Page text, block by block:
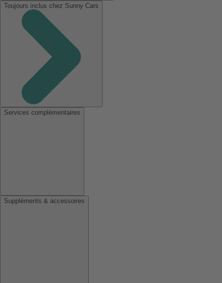
Toujours inclus chez Sunny Cars
Services complémentaires
Suppléments & accessoires